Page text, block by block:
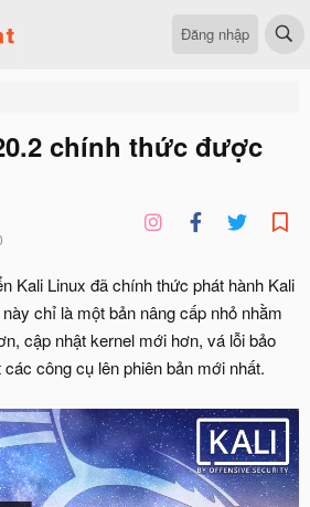
Đăng nhập
chính thức được
Kali Linux đã chính thức phát hành Kali
chỉ là một bản nâng cấp nhỏ nhằm
cập nhật kernel mới hơn, vá lỗi bảo
công cụ lên phiên bản mới nhất.